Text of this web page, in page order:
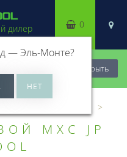
Закрыть
дилер
—Эль-Монте?
0
MXC JP